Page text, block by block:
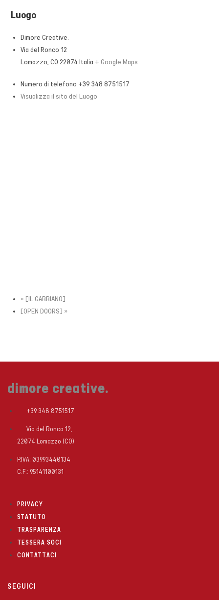
Luogo
Dimore Creative.
Via del Ronco 12
Lomazzo CO 22074 Italia + Google Maps
Numero di telefono +39 348 8751517
Visualizza il sito del Luogo
« [IL GABBIANO]
[OPEN DOORS] »
dimore creative.
+39 348 8751517
Via del Ronco 12,
22074 Lomazzo (CO)
P.IVA: 03993440134
C.F.: 95141100131
PRIVACY
STATUTO
TRASPARENZA
TESSERA SOCI
CONTATTACI
SEGUICI